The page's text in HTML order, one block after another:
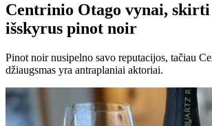
Centrinio Otago vynai,
išskyrus pinot noir
Pinot noir nusipelno savo reputacijos, tačiau
džiaugsmas yra antraplaniai aktoriai.